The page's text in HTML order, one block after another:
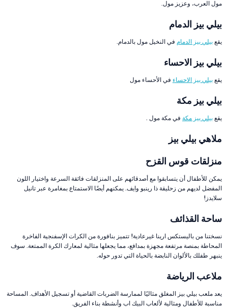
مول العرب، وعزيز مول.
بيلي بيز الدمام
يقعبيلي بيز الدمام في النخيل مول بالدمام.
بيلي بيز الاحساء
يقعبيلي بيز الاحساء في الأحساء مول
بيلي بيز مكة
يقعبيلي بيز مكة في مكة مول .
ملاهي بيلي بيز
منزلقات قوس القزح
يمكن للأطفال أن يتسابقوا مع أصدقائهم على المنزلقات فائقة السرعة واختيار اللون
المفضل لديهم من زحليقة ذا رينبو وايف. يمكنهم أيضًا الاستمتاع بمغامرة عبر تانيل
سلايدز!
ساحة القذائف
نسختنا من باليستكس ارينا غيرعادية! تتميز بنافورة من الكرات الإسفنجية الفاخرة
المحاطة بمنصة مرتفعة مجهزة بمدافع، مما يجعلها مثالية لمعارك الكرة الممتعة. سوف
ينبهر طفلك بالألوان النابضة بالحياة التي تدور حوله.
ملاعب الرياضة
يعد ملعب بيلي بيز المغلق مثاليًا لممارسة الضربات القاضية أو تسجيل الأهداف. المساحة
مناسبة للأطفال ومثالية لألعاب البيك اب وأنشطة بناء الفريق.